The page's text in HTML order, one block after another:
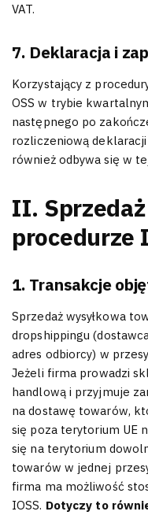
VAT.
7. Deklaracja i
Korzystający z
OSS w trybie
następnego po
rozliczeniową deklaracji
również odbywa się w
II.
procedurze
1. Transakcje
Sprzedaż wysyłkowa
dropshippingu
adres odbiorcy) w
Jeżeli firma prowadzi
handlową i przyjmuje
na dostawę towarów,
się poza terytorium UE
się na terytorium
towarów w jednej
firma ma możliwość
IOSS. Dotyczy to